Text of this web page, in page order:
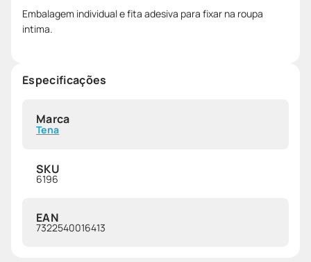
Embalagem individual e fita adesiva para fixar na roupa
intima.